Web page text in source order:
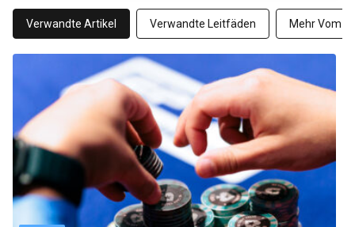
Verwandte Artikel Verwandte Leitfäden Mehr Vom